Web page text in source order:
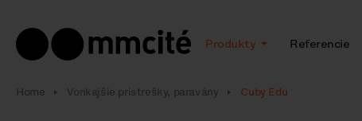
Produkty Referencie
Home Vonkajšie prístrešky, paravány Cuby Edu